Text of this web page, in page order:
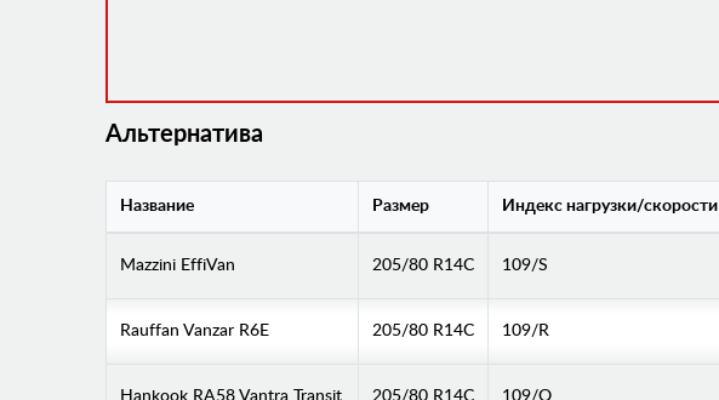
Альтернатива
Название Размер Индекс нагрузки/скорости
Mazzini EffiVan 205/80 R14C 109/S
Rauffan Vanzar R6E 205/80 R14C 109/R
Hankook RA58 Vantra Transit 205/80 R14C 109/Q